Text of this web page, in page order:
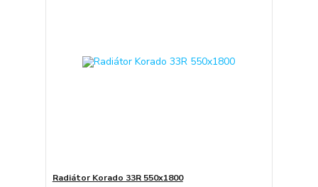
Radiátor Korado 33R 550x1800